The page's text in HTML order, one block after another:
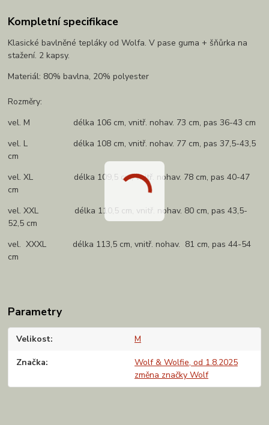
Kompletní specifikace
Klasické bavlněné tepláky od Wolfa. V pase guma + šňůrka na
stažení. 2 kapsy.
Materiál: 80% bavlna, 20% polyester
Rozměry:
vel. M délka 106 cm, vnitř. nohav. 73 cm, pas 36-43 cm
vel. L délka 108 cm, vnitř. nohav. 77 cm, pas 37,5-43,5
cm
vel. XL délka 109,5 cm, vnitř. nohav. 78 cm, pas 40-47
cm
vel. XXL délka 110,5 cm, vnitř. nohav. 80 cm, pas 43,5-
52,5 cm
vel. XXXL délka 113,5 cm, vnitř. nohav. 81 cm, pas 44-54
cm
Parametry
Velikost M
Značka
Wolf & Wolfie, od 1.8.2025
změna značky Wolf